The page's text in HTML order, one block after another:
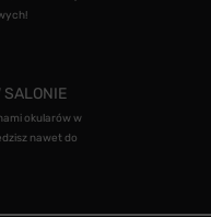
SALONIE
okularów w
nawet do